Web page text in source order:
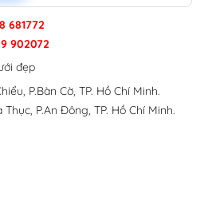
681772
902072
đẹp
P.Bàn Cờ, TP. Hồ Chí Minh.
P.An Đông, TP. Hồ Chí Minh.